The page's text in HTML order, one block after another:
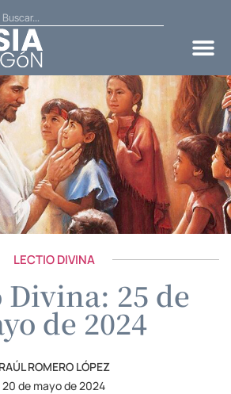
LECTIO DIVINA
25 de
de 2024
RAÚL ROMERO LÓPEZ
20 de mayo de 2024